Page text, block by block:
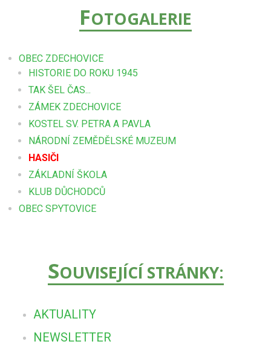
FOTOGALERIE
OBEC ZDECHOVICE
HISTORIE DO ROKU 1945
TAK ŠEL ČAS...
ZÁMEK ZDECHOVICE
KOSTEL SV. PETRA A PAVLA
NÁRODNÍ ZEMĚDĚLSKÉ MUZEUM
HASIČI
ZÁKLADNÍ ŠKOLA
KLUB DŮCHODCŮ
OBEC SPYTOVICE
SOUVISEJÍCÍ STRÁNKY:
AKTUALITY
NEWSLETTER